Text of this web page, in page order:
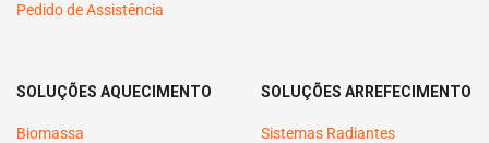
Pedido de Assistência
SOLUÇÕES AQUECIMENTO
Biomassa
SOLUÇÕES ARREFECIMENTO
Sistemas Radiantes